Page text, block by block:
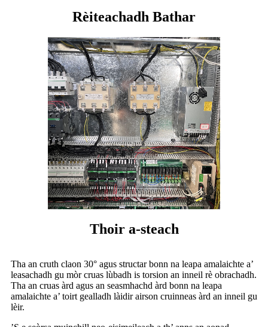
Rèiteachadh Bathar
Thoir a-steach
Tha an cruth claon 30° agus structar bonn na leapa amalaichte a’
leasachadh gu mòr cruas lùbadh is torsion an inneil rè obrachadh.
Tha an cruas àrd agus an seasmhachd àrd bonn na leapa
amalaichte a’ toirt gealladh làidir airson cruinneas àrd an inneil gu
lèir.